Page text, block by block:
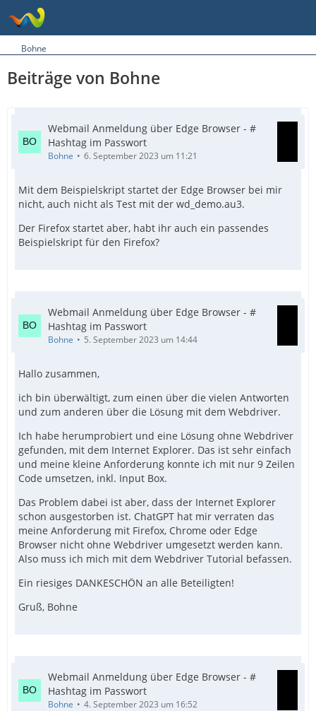
Bohne
Beiträge von Bohne
Webmail Anmeldung über Edge Browser - #
Hashtag im Passwort
Bohne 6. September 2023 um 11:21
Mit dem Beispielskript startet der Edge Browser bei mir
nicht, auch nicht als Test mit der wd_demo.au3.
Der Firefox startet aber, habt ihr auch ein passendes
Beispielskript für den Firefox?
Webmail Anmeldung über Edge Browser - #
Hashtag im Passwort
Bohne 5. September 2023 um 14:44
Hallo zusammen,
ich bin überwältigt, zum einen über die vielen Antworten
und zum anderen über die Lösung mit dem Webdriver.
Ich habe herumprobiert und eine Lösung ohne Webdriver
gefunden, mit dem Internet Explorer. Das ist sehr einfach
und meine kleine Anforderung konnte ich mit nur 9 Zeilen
Code umsetzen, inkl. Input Box.
Das Problem dabei ist aber, dass der Internet Explorer
schon ausgestorben ist. ChatGPT hat mir verraten das
meine Anforderung mit Firefox, Chrome oder Edge
Browser nicht ohne Webdriver umgesetzt werden kann.
Also muss ich mich mit dem Webdriver Tutorial befassen.
Ein riesiges DANKESCHÖN an alle Beteiligten!
Gruß, Bohne
Webmail Anmeldung über Edge Browser - #
Hashtag im Passwort
Bohne 4. September 2023 um 16:52